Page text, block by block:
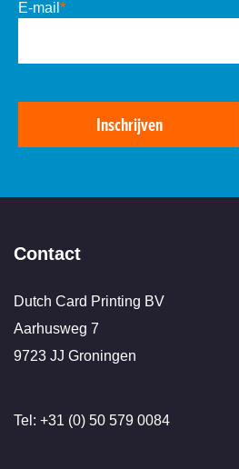
E-mail *
Inschrijven
Contact
Dutch Card Printing BV
Aarhusweg 7
9723 JJ Groningen
Tel: +31 (0) 50 579 0084